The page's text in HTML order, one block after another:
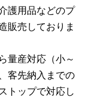
護用品などのプ
販売しておりま
量産対応（小～
客先納入までの
トップで対応し